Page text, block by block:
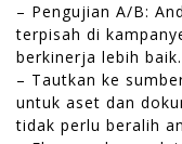
– Pengujian A/B:
terpisah di
berkinerja lebih baik.
– Tautkan ke
untuk aset dan
tidak perlu beralih